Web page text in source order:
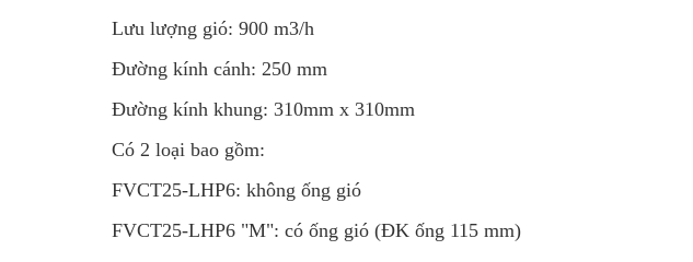
Lưu lượng gió: 900 m3/h
Đường kính cánh: 250 mm
Đường kính khung: 310mm x 310mm
Có 2 loại bao gồm:
FVCT25-LHP6: không ống gió
FVCT25-LHP6 "M": có ống gió (ĐK ống 115 mm)